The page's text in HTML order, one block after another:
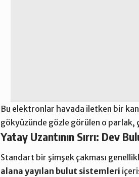
Bu elektronlar havada iletken bir
gökyüzünde gözle görülen o parlak,
Yatay Uzantının Sırrı: Dev
Standart bir şimşek çakması
alana yayılan bulut sistemleri